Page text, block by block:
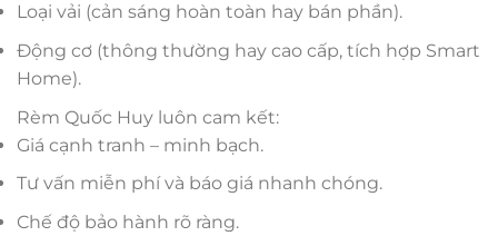
Loại vải (cản sáng hoàn toàn hay bán phần).
Động cơ (thông thường hay cao cấp, tích hợp Smart
Home).
Rèm Quốc Huy luôn cam kết:
Giá cạnh tranh – minh bạch.
Tư vấn miễn phí và báo giá nhanh chóng.
Chế độ bảo hành rõ ràng.